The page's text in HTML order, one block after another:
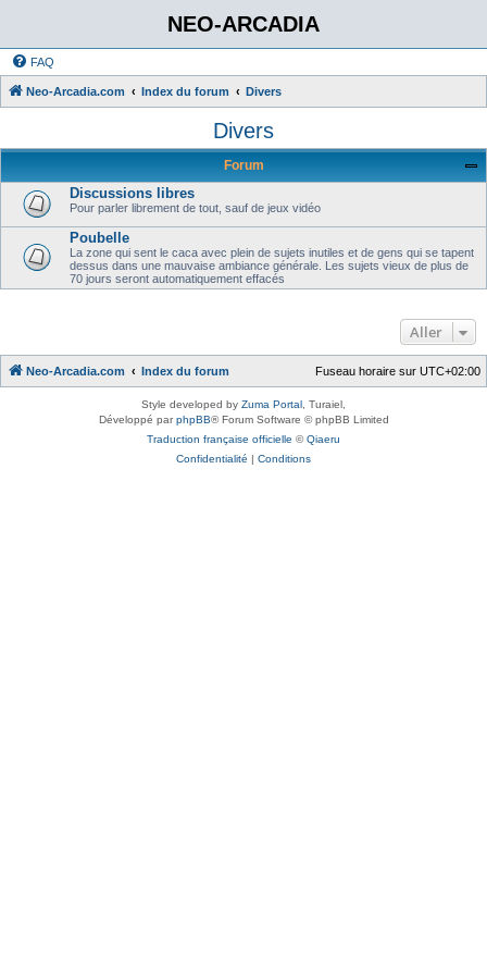
NEO-ARCADIA
FAQ
Neo-Arcadia.com Index du forum Divers
Divers
Forum
Discussions libres
Pour parler librement de tout, sauf de jeux vidéo
Poubelle
La zone qui sent le caca avec plein de sujets inutiles et de gens qui se tapent
dessus dans une mauvaise ambiance générale. Les sujets vieux de plus de
70 jours seront automatiquement effacés
Aller
Neo-Arcadia.com Index du forum Fuseau horaire sur UTC+02:00
Style developed by Zuma Portal , Turaiel,
Développé parphpBB® Forum Software © phpBB Limited
Traduction française officielle ©Qiaeru
Confidentialité | Conditions